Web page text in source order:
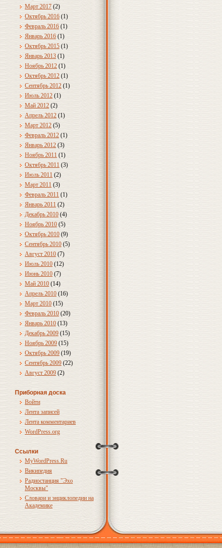
Март 2017 (2)
Октябрь 2016 (1)
Февраль 2016 (1)
Январь 2016 (1)
Октябрь 2015 (1)
Январь 2013 (1)
Ноябрь 2012 (1)
Октябрь 2012 (1)
Сентябрь 2012 (1)
Июль 2012 (1)
Май 2012 (2)
Апрель 2012 (1)
Март 2012 (5)
Февраль 2012 (1)
Январь 2012 (3)
Ноябрь 2011 (1)
Октябрь 2011 (3)
Июль 2011 (2)
Март 2011 (3)
Февраль 2011 (1)
Январь 2011 (2)
Декабрь 2010 (4)
Ноябрь 2010 (5)
Октябрь 2010 (9)
Сентябрь 2010 (5)
Август 2010 (7)
Июль 2010 (12)
Июнь 2010 (7)
Май 2010 (14)
Апрель 2010 (16)
Март 2010 (15)
Февраль 2010 (20)
Январь 2010 (13)
Декабрь 2009 (15)
Ноябрь 2009 (15)
Октябрь 2009 (19)
Сентябрь 2009 (22)
Август 2009 (2)
Приборная доска
Войти
Лента записей
Лента комментариев
WordPress.org
Ссылки
MyWordPress.Ru
Википедия
Радиостанция "Эхо
Москвы"
Словари и энциклопедии на
Академике